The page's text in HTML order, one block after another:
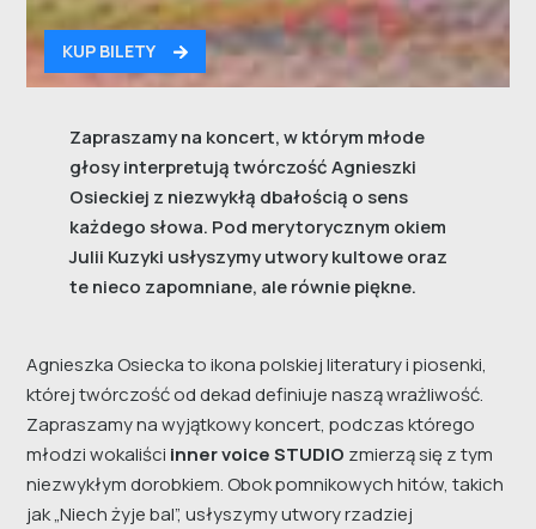
KUP BILETY
Zapraszamy na koncert, w którym młode
głosy interpretują twórczość Agnieszki
Osieckiej z niezwykłą dbałością o sens
każdego słowa. Pod merytorycznym okiem
Julii Kuzyki usłyszymy utwory kultowe oraz
te nieco zapomniane, ale równie piękne.
Agnieszka Osiecka to ikona polskiej literatury i piosenki,
której twórczość od dekad definiuje naszą wrażliwość.
Zapraszamy na wyjątkowy koncert, podczas którego
młodzi wokaliści inner voice STUDIO zmierzą się z tym
niezwykłym dorobkiem. Obok pomnikowych hitów, takich
jak „Niech żyje bal”, usłyszymy utwory rzadziej